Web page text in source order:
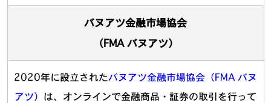
バヌアツ金融市場協会
（FMA バヌアツ）
2020年に設立されたバヌアツ金融市場協会（FMA バヌ
アツ） は、オンラインで金融商品・証券の取引を行って